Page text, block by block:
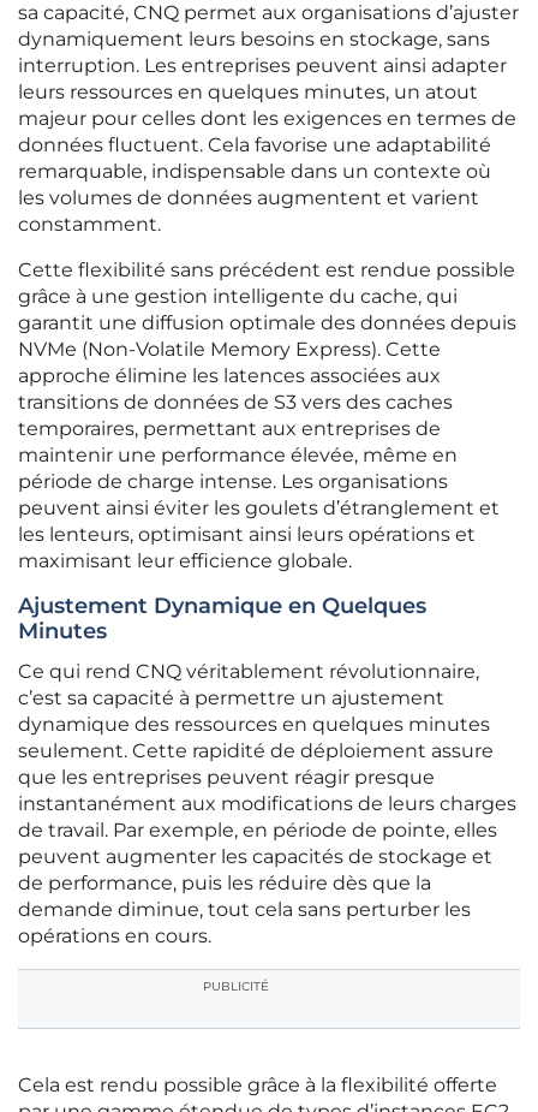
sa capacité, CNQ permet aux organisations d’ajuster
dynamiquement leurs besoins en stockage, sans
interruption. Les entreprises peuvent ainsi adapter
leurs ressources en quelques minutes, un atout
majeur pour celles dont les exigences en termes de
données fluctuent. Cela favorise une adaptabilité
remarquable, indispensable dans un contexte où
les volumes de données augmentent et varient
constamment.
Cette flexibilité sans précédent est rendue possible
grâce à une gestion intelligente du cache, qui
garantit une diffusion optimale des données depuis
NVMe (Non-Volatile Memory Express). Cette
approche élimine les latences associées aux
transitions de données de S3 vers des caches
temporaires, permettant aux entreprises de
maintenir une performance élevée, même en
période de charge intense. Les organisations
peuvent ainsi éviter les goulets d’étranglement et
les lenteurs, optimisant ainsi leurs opérations et
maximisant leur efficience globale.
Ajustement Dynamique en Quelques
Minutes
Ce qui rend CNQ véritablement révolutionnaire,
c’est sa capacité à permettre un ajustement
dynamique des ressources en quelques minutes
seulement. Cette rapidité de déploiement assure
que les entreprises peuvent réagir presque
instantanément aux modifications de leurs charges
de travail. Par exemple, en période de pointe, elles
peuvent augmenter les capacités de stockage et
de performance, puis les réduire dès que la
demande diminue, tout cela sans perturber les
opérations en cours.
PUBLICITÉ
Cela est rendu possible grâce à la flexibilité offerte